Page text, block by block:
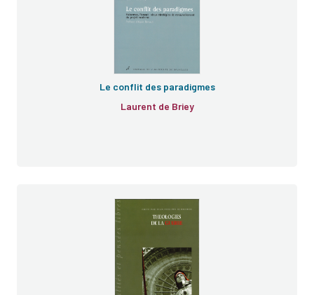
Le conflit des paradigmes
Laurent de Briey